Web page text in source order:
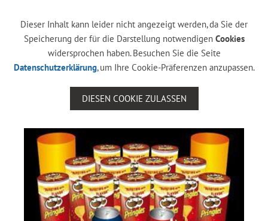
Dieser Inhalt kann leider nicht angezeigt werden, da Sie der
Speicherung der für die Darstellung notwendigen Cookies
widersprochen haben. Besuchen Sie die Seite
Datenschutzerklärung, um Ihre Cookie-Präferenzen anzupassen.
DIESEN COOKIE ZULASSEN